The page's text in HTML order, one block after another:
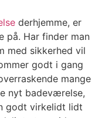
derhjemme, er
på. Har finder man
med sikkerhed vil
godt i gang
mange
nyt badeværelse,
godt virkelidt lidt